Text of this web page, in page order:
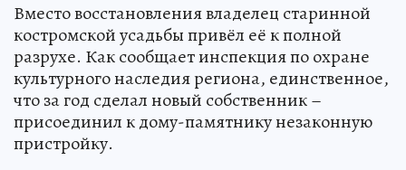
Вместо восстановления владелец старинной
костромской усадьбы привёл её к полной
разрухе. Как сообщает инспекция по охране
культурного наследия региона, единственное,
что за год сделал новый собственник –
присоединил к дому-памятнику незаконную
пристройку.